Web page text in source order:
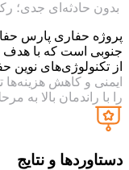
بدون حادثه‌ای جدی؛
جنوبی است که با هدف
از تکنولوژی‌های نوین
را با راندمان بالا به
دستاوردها و نتایج